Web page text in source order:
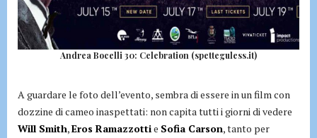
Andrea Bocelli 30: Celebration (spetteguless.it)
A guardare le foto dell’evento, sembra di essere in un film con
dozzine di cameo inaspettati: non capita tutti i giorni di vedere
Will Smith,Eros Ramazzottie Sofia Carson, tanto per